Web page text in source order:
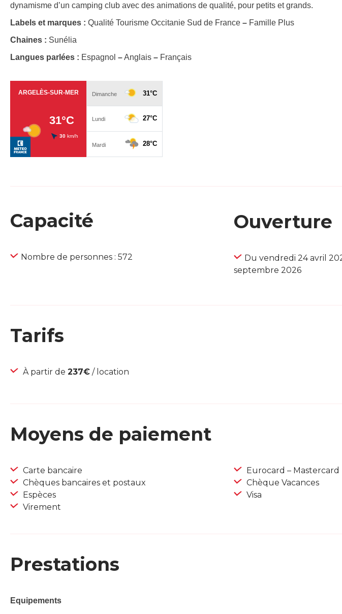
dynamisme d’un camping club avec des animations de qualité, pour petits et grands.
Labels et marques : Qualité Tourisme Occitanie Sud de France – Famille Plus
Chaines : Sunélia
Langues parlées : Espagnol –Anglais – Français
Capacité
Nombre de personnes : 572
Ouverture
Du vendredi 24 avril
septembre 2026
Tarifs
À partir de 237€ / location
Moyens de paiement
Carte bancaire
Chèques bancaires et postaux
Espèces
Virement
Eurocard – Mastercard
Chèque Vacances
Visa
Prestations
Equipements